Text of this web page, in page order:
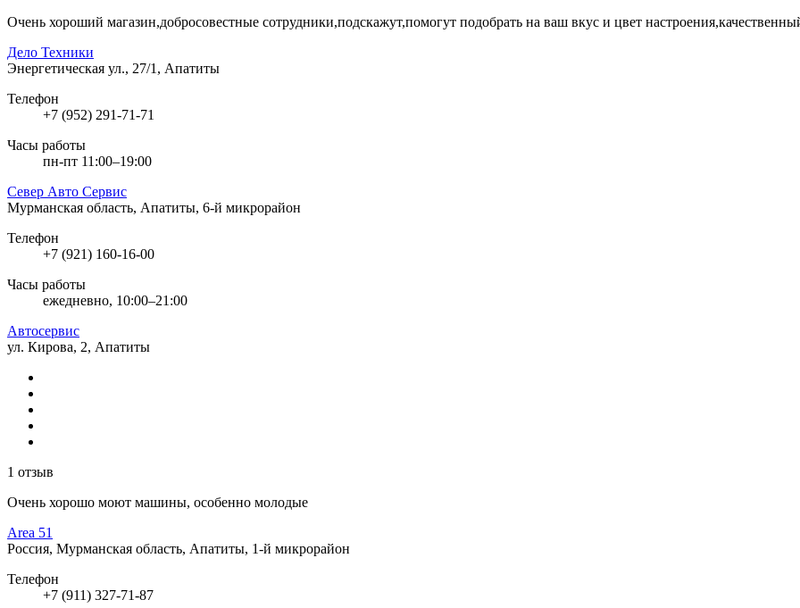
Очень хороший магазин,добросовестные сотрудники,подскажут,помогут подобрать на ваш вкус и цвет
Дело Техники
Энергетическая ул., 27/1, Апатиты
Телефон
+7 (952) 291-71-71
Часы работы
пн-пт 11:00–19:00
Север Авто Сервис
Мурманская область, Апатиты, 6-й микрорайон
Телефон
+7 (921) 160-16-00
Часы работы
ежедневно, 10:00–21:00
Автосервис
ул. Кирова, 2, Апатиты
1 отзыв
Очень хорошо моют машины, особенно молодые
Area 51
Россия, Мурманская область, Апатиты, 1-й микрорайон
Телефон
+7 (911) 327-71-87